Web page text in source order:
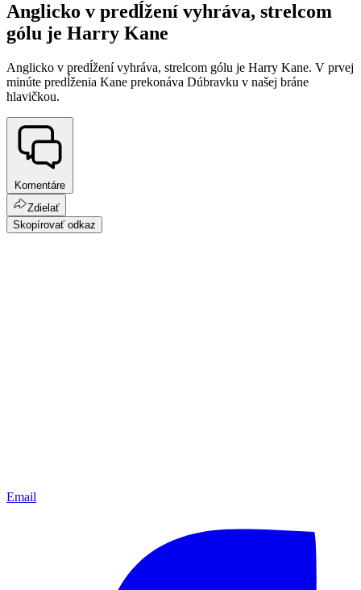
Anglicko v predĺžení vyhráva, strelcom
gólu je Harry Kane
Anglicko v predĺžení vyhráva, strelcom gólu je Harry Kane. V prvej
minúte predĺženia Kane prekonáva Dúbravku v našej bráne
hlavičkou.
Komentáre
Zdielať
Skopírovať odkaz
Email